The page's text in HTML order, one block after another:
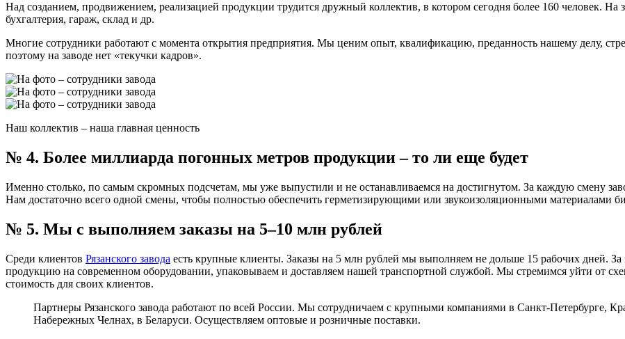
Над созданием, продвижением, реализацией продукции трудится дружный коллектив, в котором сегодня более 160 человек. На
бухгалтерия, гараж, склад и др.
Многие сотрудники работают с момента открытия предприятия. Мы ценим опыт, квалификацию, преданность нашему делу,
поэтому на заводе нет «текучки кадров».
Наш коллектив – наша главная ценность
№ 4. Более миллиарда погонных метров продукции – то ли еще будет
Именно столько, по самым скромных подсчетам, мы уже выпустили и не останавливаемся на достигнутом. За каждую смену
Нам достаточно всего одной смены, чтобы полностью обеспечить герметизирующими или звукоизоляционными материалами
№ 5. Мы с выполняем заказы на 5–10 млн рублей
Среди клиентов Рязанского завода есть крупные клиенты. Заказы на 5 млн рублей мы выполняем не дольше 15 рабочих дней.
продукцию на современном оборудовании, упаковываем и доставляем нашей транспортной службой. Мы стремимся уйти от
стоимость для своих клиентов.
Партнеры Рязанского завода работают по всей России. Мы сотрудничаем с крупными компаниями в Санкт-Петербурге,
Набережных Челнах, в Беларуси. Осуществляем оптовые и розничные поставки.